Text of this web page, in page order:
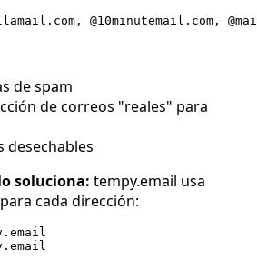
de spam
de correos "reales" para
desechables
soluciona: tempy.email usa
cada dirección: